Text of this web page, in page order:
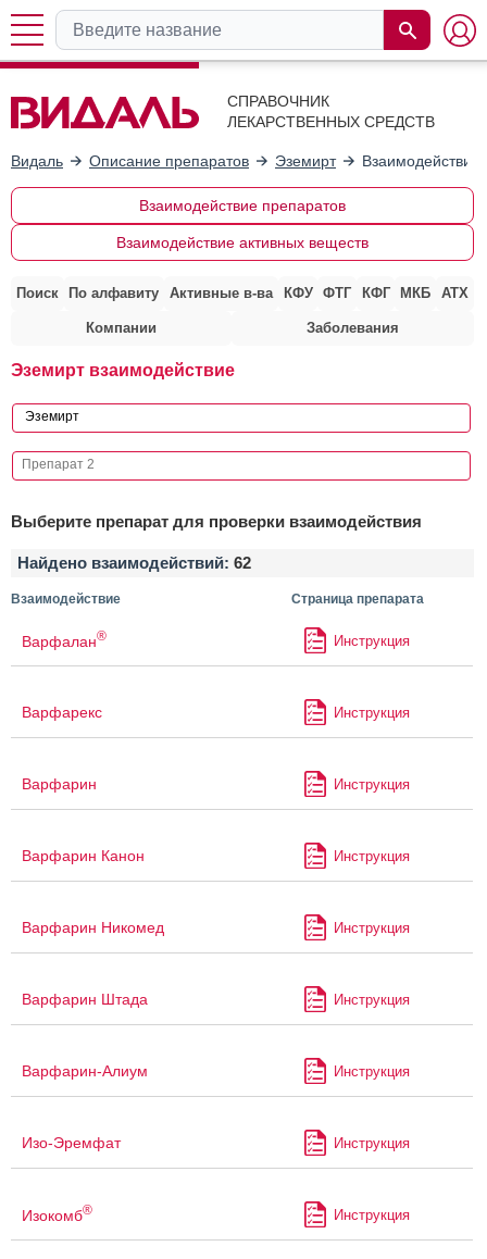
СПРАВОЧНИК
ЛЕКАРСТВЕННЫХ СРЕДСТВ
Видаль Описание препаратов Эземирт
Взаимодействие препаратов
Взаимодействие активных веществ
Поиск По алфавиту Активные в-ва КФУ ФТГ КФГ МКБ АТХ
Компании Заболевания
Эземирт взаимодействие
Выберите препарат для проверки взаимодействия
Найдено взаимодействий: 62
Взаимодействие Страница препарата
Варфалан® Инструкция
Варфарекс Инструкция
Варфарин Инструкция
Варфарин Канон Инструкция
Варфарин Никомед Инструкция
Варфарин Штада Инструкция
Варфарин-Алиум Инструкция
Изо-Эремфат Инструкция
Изокомб® Инструкция